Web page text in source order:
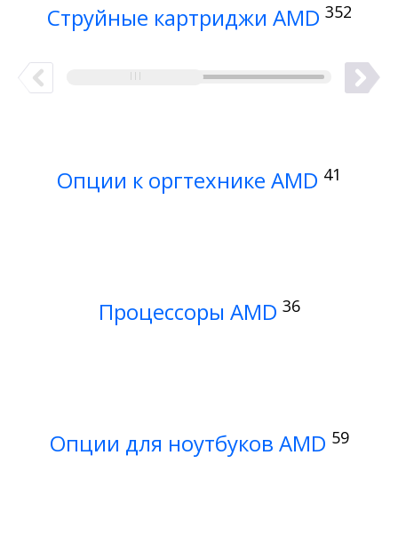
Струйные картриджи AMD 352
Опции к оргтехнике AMD 41
Процессоры AMD 36
Опции для ноутбуков AMD 59